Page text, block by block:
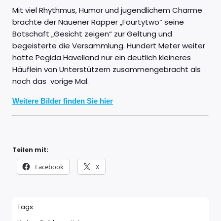
Mit viel Rhythmus, Humor und jugendlichem Charme
brachte der Nauener Rapper „Fourtytwo“ seine
Botschaft „Gesicht zeigen“ zur Geltung und
begeisterte die Versammlung. Hundert Meter weiter
hatte Pegida Havelland nur ein deutlich kleineres
Häuflein von Unterstützern zusammengebracht als
noch das vorige Mal.
Weitere Bilder finden Sie hier
Teilen mit:
Facebook X
Tags: